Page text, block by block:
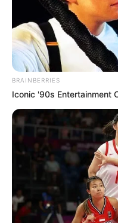
BRAINBERRIES
Iconic '90s Entertainment